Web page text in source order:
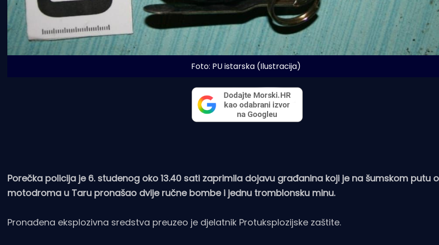
Foto: PU istarska (Ilustracija)
Porečka policija je 6. studenog oko 13.40 sati zaprimila dojavu građanina koji je na šumskom putu
motodroma u Taru pronašao dvije ručne bombe i jednu tromblonsku minu.
Pronađena eksplozivna sredstva preuzeo je djelatnik Protuksplozijske zaštite.